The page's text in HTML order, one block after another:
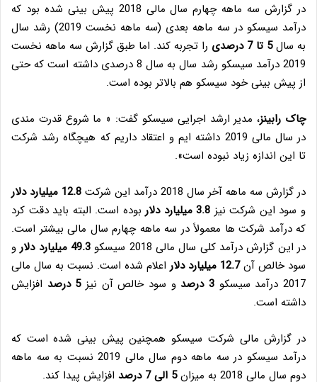
در گزارش سه ماهه چهارم سال مالی 2018 پیش بینی شده بود که
درآمد سیسکو در سه ماهه بعدی (سه ماهه نخست 2019) رشد سال
به سال5 تا 7 درصدی
را تجربه کند. اما طبق گزارش سه ماهه نخست
2019 درآمد سیسکو رشد سال به سال 8 درصدی داشته است که حتی
از پیش بینی خود سیسکو هم بالاتر بوده است.
چاک رابینز، مدیر ارشد اجرایی سیسکو گفت: « ما شروع قدرت مندی
در سال مالی 2019 داشته ایم و اعتقاد داریم که هیچگاه رشد شرکت
تا این اندازه زیاد نبوده است».
در گزارش سه ماهه آخر سال 2018 درآمد این شرکت
12.8 میلیارد دلار
و سود این شرکت نیز 3.8 میلیارد دلار
بوده است. البته باید دقت کرد
که درآمد شرکت ها معمولاً در سه ماهه چهارم سال مالی بیشتر است.
در این گزارش درآمد کلی سال مالی 2018 سیسکو
49.3 میلیارد دلار
و
سود خالص آن12.7 میلیارد دلار
اعلام شده است. نسبت به سال مالی
2017 درآمد سیسکو
3 درصد و سود خالص آن نیز5 درصد
افزایش
داشته است.
در گزارش مالی شرکت سیسکو همچنین پیش بینی شده است که
درآمد سیسکو در سه ماهه دوم سال مالی 2019 نسبت به سه ماهه
دوم سال مالی 2018 به میزان
5 الی 7 درصد افزایش پیدا کند.